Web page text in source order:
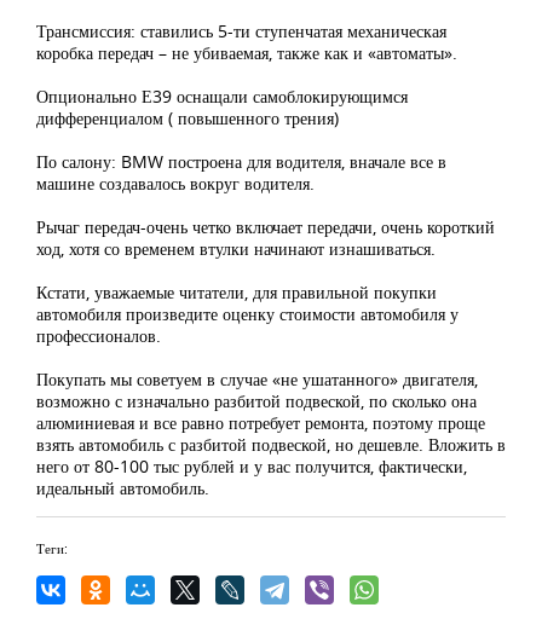
Трансмиссия: ставились 5-ти ступенчатая механическая
коробка передач – не убиваемая, также как и «автоматы».
Опционально Е39 оснащали самоблокирующимся
дифференциалом ( повышенного трения)
По салону: BMW построена для водителя, вначале все в
машине создавалось вокруг водителя.
Рычаг передач-очень четко включает передачи, очень короткий
ход, хотя со временем втулки начинают изнашиваться.
Кстати, уважаемые читатели, для правильной покупки
автомобиля произведите оценку стоимости автомобиля у
профессионалов.
Покупать мы советуем в случае «не ушатанного» двигателя,
возможно с изначально разбитой подвеской, по сколько она
алюминиевая и все равно потребует ремонта, поэтому проще
взять автомобиль с разбитой подвеской, но дешевле. Вложить в
него от 80-100 тыс рублей и у вас получится, фактически,
идеальный автомобиль.
Теги: